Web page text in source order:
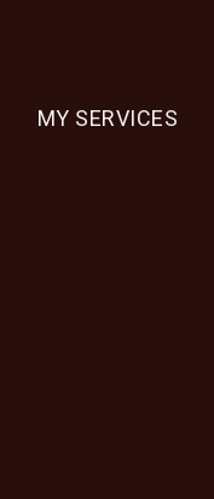
MY SERVICES